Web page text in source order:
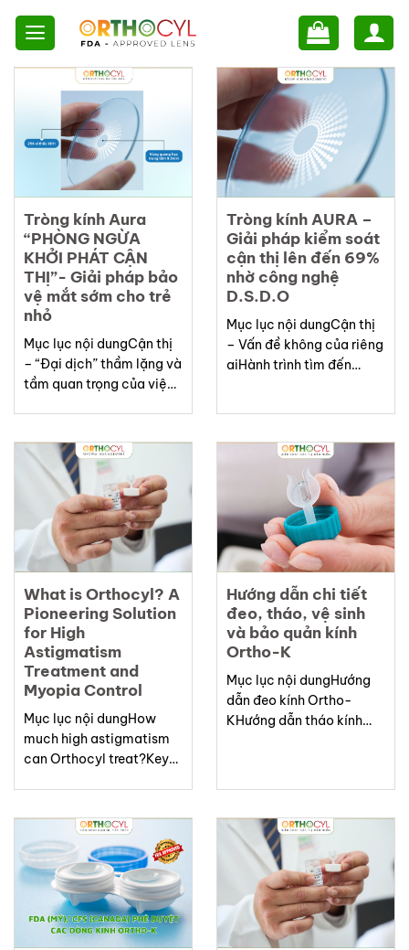
Tròng kính Aura
“PHÒNG NGỪA
KHỞI PHÁT CẬN
THỊ”- Giải pháp bảo
vệ mắt sớm cho trẻ
nhỏ
Mục lục nội dungCận thị
– “Đại dịch” thầm lặng và
tầm quan trọng của việc
Công nghệ đỉnh cao
trong kiểm soát và phòng
ngừa cận thịƯu điểm
công nghệ của AuraHiệu
quả phòng ngừa – các số
liệu chứng minhĐối...
Tròng kính AURA –
Giải pháp kiểm soát
cận thị lên đến 69%
nhờ công nghệ
D.S.D.O
Mục lục nội dungCận thị
– Vấn đề không của riêng
aiHành trình tìm đến
AuraD.S.D.O là gì?Hiệu
quả kiểm soát tiến triển
cận thị đáng kinh
ngạcPhạm vi ứng dụng
rộng rãi: Phù hợp với mọi
lứa...
What is Orthocyl? A
Pioneering Solution
for High
Astigmatism
Treatment and
Myopia Control
Mục lục nội dungHow
much high astigmatism
can Orthocyl treat?Key
Nguyen – The Pioneer
Who Brought Ortho-K to
VietnamOrthocyl — A
Comprehensive Solution
for High Astigmatism and
Progressive
MyopiaListOrthocyl is a
Hướng dẫn chi tiết
đeo, tháo, vệ sinh
và bảo quản kính
Ortho-K
Mục lục nội dungHướng
dẫn đeo kính Ortho-
KHướng dẫn tháo kính
bạn sử dụng kính Ortho-K
hiệu quảListKính Ortho-
K (Orthokeratology lens),
hay còn gọi là “kính chỉnh
hình giác mạc ban đêm”,
là loại kính áp tròng...